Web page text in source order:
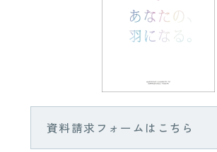
資料請求フォームはこちら